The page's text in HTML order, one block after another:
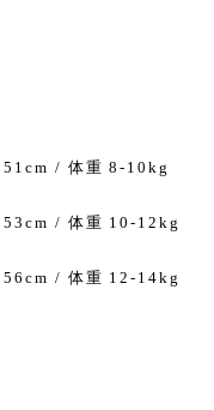
/ 体重 8-10kg
/ 体重 10-12kg
/ 体重 12-14kg